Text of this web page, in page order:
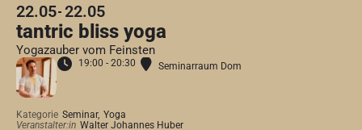
22.05 22.05
tantric bliss yoga
Yogazauber vom Feinsten
19:00 - 20:30 Seminarraum Dom
Kategorie Seminar, Yoga
Veranstalter:in Walter Johannes Huber